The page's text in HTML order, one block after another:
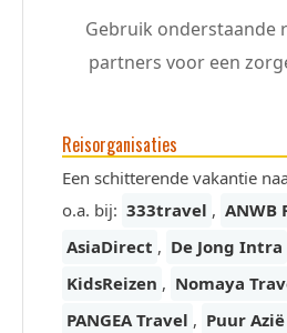
Gebruik onderstaande
partners voor een
Reisorganisaties
Een schitterende vakantie
o.a. bij: 333travel , ANWB
AsiaDirect , De Jong Intra
KidsReizen , Nomaya
PANGEA Travel , Puur Azië